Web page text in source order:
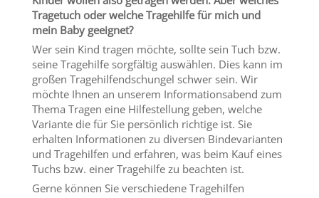
Tragetuch oder welche Tragehilfe für mich und
mein Baby geeignet?
Wer sein Kind tragen möchte, sollte sein Tuch bzw.
seine Tragehilfe sorgfältig auswählen. Dies kann im
großen Tragehilfendschungel schwer sein. Wir
möchte Ihnen an unserem Informationsabend zum
Thema Tragen eine Hilfestellung geben, welche
Variante die für Sie persönlich richtige ist. Sie
erhalten Informationen zu diversen Bindevarianten
und Tragehilfen und erfahren, was beim Kauf eines
Tuchs bzw. einer Tragehilfe zu beachten ist.
Gerne können Sie verschiedene Tragehilfen